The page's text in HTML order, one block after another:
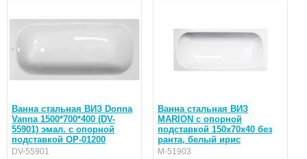
Ванна стальная ВИЗ Donna
Vanna 1500*700*400 (DV-
55901) эмал. с опорной
подставкой ОР-01200
DV-55901
Ванна стальная ВИЗ
MARION с опорной
подставкой 150х70х40 без
ранта, белый ирис
M-51903